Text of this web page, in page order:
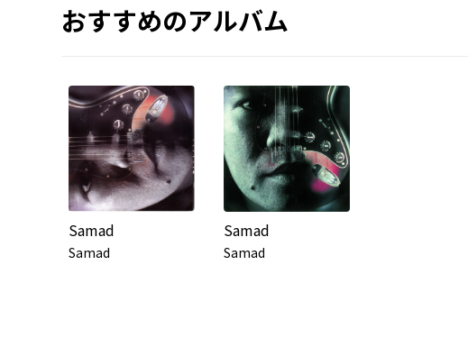
おすすめのアルバム
Samad
Samad
Samad
Samad